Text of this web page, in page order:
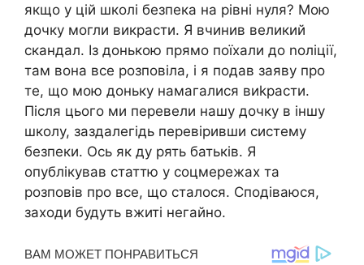
якщо у цій школі безпека на рівні нуля? Мою
дочку могли викрасти. Я вчинив великий
скандал. Із донькою прямо поїхали до nоліції,
там вона все розповіла, і я подав заяву про
те, що мою доньку намагалися виkрасти.
Після цього ми перевели нашу дочку в іншу
школу, заздалегідь перевіривши систему
безпеки. Ось як ду рять батьків. Я
опублікував статтю у соцмережах та
розповів про все, що сталося. Сподіваюся,
заходи будуть вжиті негайно.